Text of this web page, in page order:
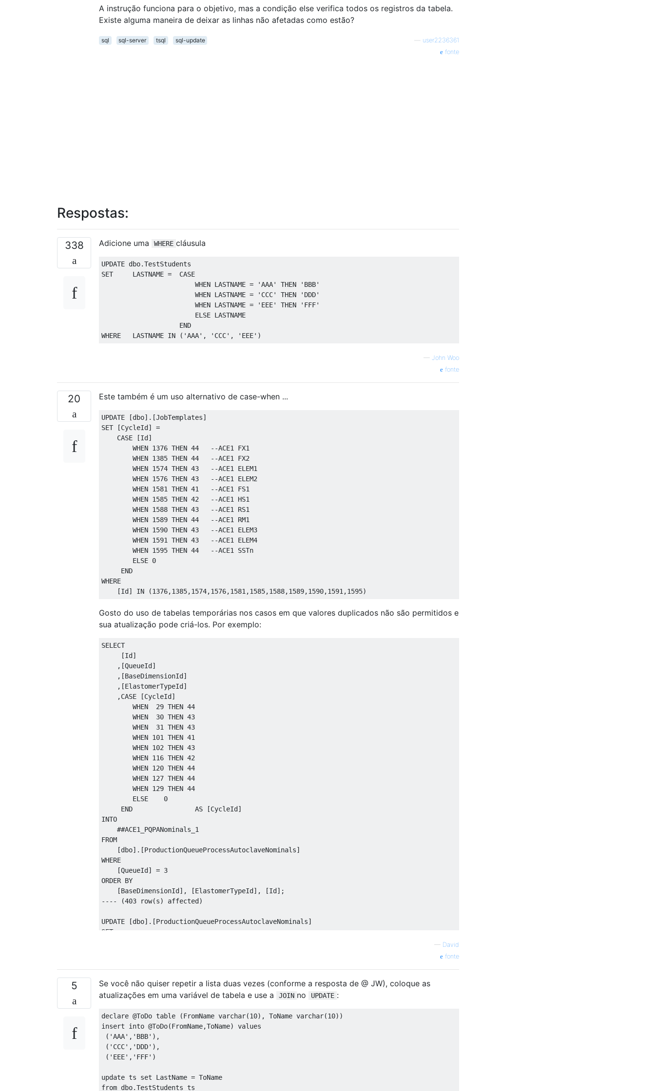
A instrução funciona para o objetivo, mas a condição else verifica todos os registros da tabela.
Existe alguma maneira de deixar as linhas não afetadas como estão?
sql sql-server tsql sql-update
user2236361
fonte
Respostas:
338 Adicione uma WHERE cláusula
UPDATE dbo.TestStudents
SET
     LASTNAME
=
CASE
WHEN LASTNAME = 'AAA' THEN
'BBB'
WHEN LASTNAME = 'CCC' THEN
'DDD'
WHEN LASTNAME = 'EEE' THEN
'FFF'
ELSE LASTNAME
END
WHERE
   LASTNAME
IN ( 'AAA' , 'CCC' , 'EEE' )
— John Woo
fonte
20 Este também é um uso alternativo de case-when ...
UPDATE [dbo].[JobTemplates]
SET
[CycleId]
=
CASE
[Id]
WHEN 1376 THEN 44
--ACE1 FX1
WHEN 1385 THEN 44
--ACE1 FX2
WHEN 1574 THEN 43
--ACE1 ELEM1
WHEN 1576 THEN 43
--ACE1 ELEM2
WHEN 1581 THEN 41
--ACE1 FS1
WHEN 1585 THEN 42
--ACE1 HS1
WHEN 1588 THEN 43
--ACE1 RS1
WHEN 1589 THEN 44
--ACE1 RM1
WHEN 1590 THEN 43
--ACE1 ELEM3
WHEN 1591 THEN 43
--ACE1 ELEM4
WHEN 1595 THEN 44
--ACE1 SSTn
ELSE 0
END
WHERE
[Id] IN (1376,1385,1574,1576,1581 ,1585,1588,1589,1590,1591 ,1595)
Gosto do uso de tabelas temporárias nos casos em que valores duplicados não são permitidos e
sua atualização pode criá-los. Por exemplo:
SELECT
[Id]
,[QueueId]
,[BaseDimensionId]
,[ElastomerTypeId]
,CASE [CycleId]
WHEN
29 THEN 44
WHEN
30 THEN 43
WHEN
31 THEN 43
WHEN 101 THEN 41
WHEN 102 THEN 43
WHEN 116 THEN 42
WHEN 120 THEN 44
WHEN 127 THEN 44
WHEN 129 THEN 44
ELSE
0
END
AS [CycleId]
INTO
##ACE1_PQPANominals_1
FROM
[dbo].[ProductionQueueProcessAutoclaveNominals]
WHERE
[QueueId] = 3
ORDER BY
[BaseDimensionId], [ElastomerTypeId], [Id];
---- (403 row(s) affected)
UPDATE [dbo].[ProductionQueueProcessAutoclaveNominals]
SET
INNER JOIN
(
SELECT
FROM
##ACE1_PQPANominals_1
GROUP
BY
[ QueueId
AS X
[dbo].[ProductionQueueProcessAutoclaveNominals
----(375 row(s) affected)
— David
fonte
5
Se você não quiser repetir a lista duas vezes (conforme a resposta de @ JW), coloque as
atualizações em uma variável de tabela e use a
JOIN no UPDATE :
declare @ToDo table (FromName varchar(10), ToName varchar(10))
insert
into @ToDo(FromName,ToName)
values
( 'AAA' , 'BBB' ),
( 'CCC' , 'DDD' ),
( 'EEE' , 'FFF' )
update ts set LastName = ToName
from dbo.TestStudents ts